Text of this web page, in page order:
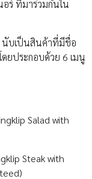
ร์ ที่มาร่วมกันใน
นับเป็นสินค้าที่มีชื่อ
ยประกอบด้วย 6 เมนู
Salad with
Steak with